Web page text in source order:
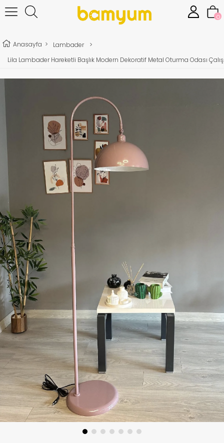
0
Anasayfa > Lambader
>
Lila Lambader Hareketli Başlık Modern Dekoratif Metal Oturma Odası